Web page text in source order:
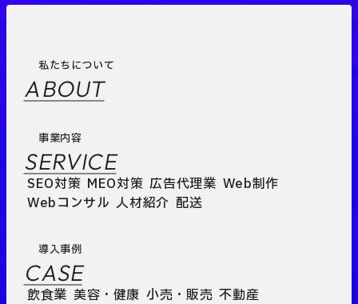
私たちについて
ABOUT
事業内容
SERVICE
SEO対策 MEO対策 広告代理業 Web制作
Webコンサル 人材紹介 配送
導入事例
CASE
飲食業 美容・健康 小売・販売 不動産